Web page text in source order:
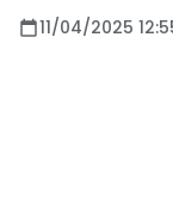
11/04/2025